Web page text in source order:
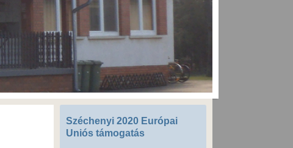
Széchenyi 2020 Európai
Uniós támogatás